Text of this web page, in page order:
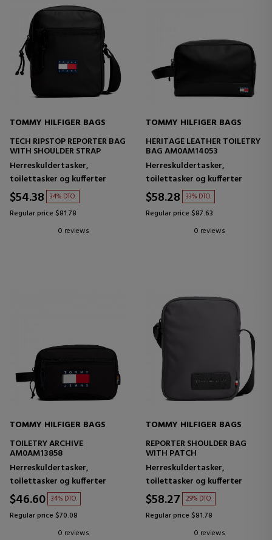
TOMMY HILFIGER BAGS
TECH RIPSTOP REPORTER BAG
WITH SHOULDER STRAP
Herreskuldertasker,
toilettasker og kufferter
$54.38 34% DTO.
Regular price $81.78
0 reviews
TOMMY HILFIGER BAGS
HERITAGE LEATHER TOILETRY
BAG AM0AM14053
Herreskuldertasker,
toilettasker og kufferter
$58.28 33% DTO.
Regular price $87.63
0 reviews
TOMMY HILFIGER BAGS
TOILETRY ARCHIVE
AM0AM13858
Herreskuldertasker,
toilettasker og kufferter
$46.60 34% DTO.
Regular price $70.08
0 reviews
TOMMY HILFIGER BAGS
REPORTER SHOULDER BAG
WITH PATCH
Herreskuldertasker,
toilettasker og kufferter
$58.27 29% DTO.
Regular price $81.78
0 reviews